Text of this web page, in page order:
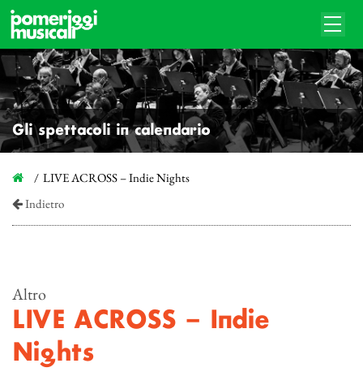
Gli spettacoli in calendario
LIVE ACROSS – Indie Nights
Indietro
Altro
LIVE ACROSS – Indie
Nights